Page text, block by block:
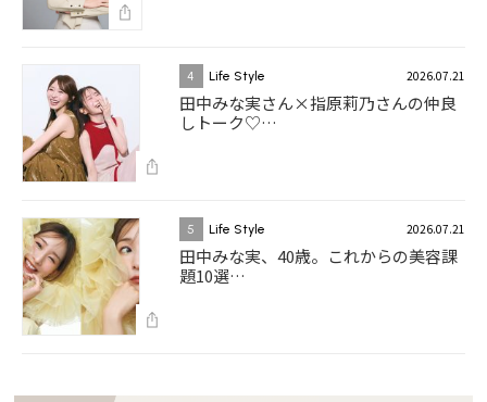
4 Life Style 2026.07.21
田中みな実さん×指原莉乃さんの仲良
しトーク♡…
5 Life Style 2026.07.21
田中みな実、40歳。これからの美容課
題10選…